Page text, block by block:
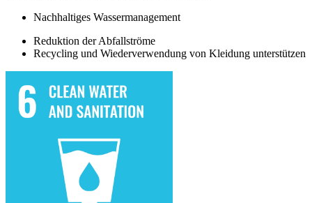
Nachhaltiges Wassermanagement
Reduktion der Abfallströme
Recycling und Wiederverwendung von Kleidung unterstützen